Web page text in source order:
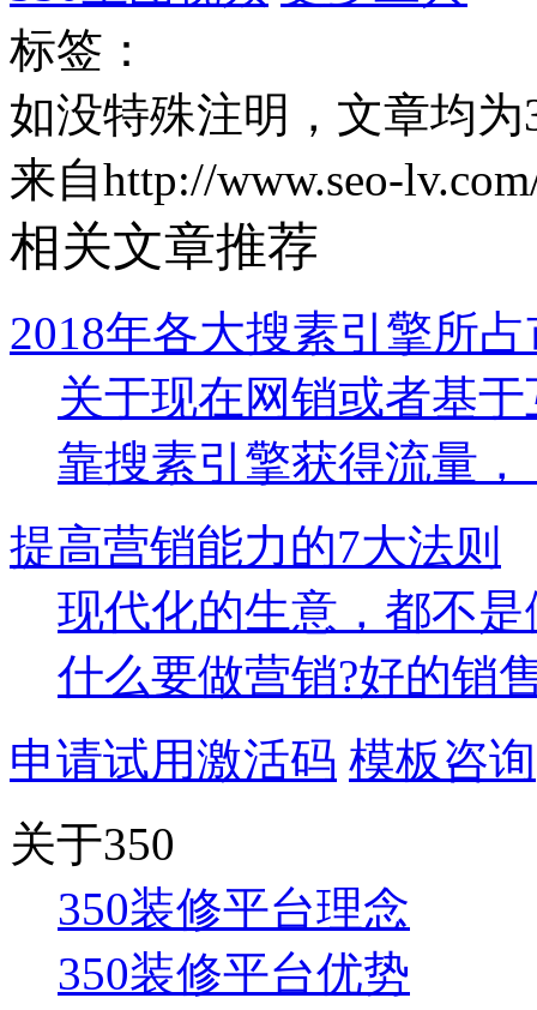
标签：
如没特殊注明，文章均
来自http://www.seo-
相关文章推荐
2018年各大搜素引擎所
关于现在网销或者基
靠搜素引擎获得流量
提高营销能力的7大法则
现代化的生意，都不
什么要做营销?好的销
申请试用激活码 模板咨询
关于350
350装修平台理念
350装修平台优势